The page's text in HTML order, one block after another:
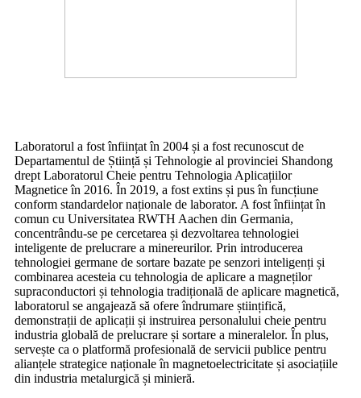
Laboratorul a fost înființat în 2004 și a fost recunoscut de
Departamentul de Știință și Tehnologie al provinciei Shandong
drept Laboratorul Cheie pentru Tehnologia Aplicațiilor
Magnetice în 2016. În 2019, a fost extins și pus în funcțiune
conform standardelor naționale de laborator. A fost înființat în
comun cu Universitatea RWTH Aachen din Germania,
concentrându-se pe cercetarea și dezvoltarea tehnologiei
inteligente de prelucrare a minereurilor. Prin introducerea
tehnologiei germane de sortare bazate pe senzori inteligenți și
combinarea acesteia cu tehnologia de aplicare a magneților
supraconductori și tehnologia tradițională de aplicare magnetică,
laboratorul se angajează să ofere îndrumare științifică,
demonstrații de aplicații și instruirea personalului cheie pentru
industria globală de prelucrare și sortare a mineralelor. În plus,
servește ca o platformă profesională de servicii publice pentru
alianțele strategice naționale în magnetoelectricitate și asociațiile
din industria metalurgică și minieră.